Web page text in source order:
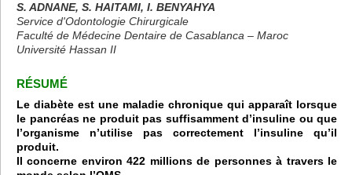
S. ADNANE, S. HAITAMI, I. BENYAHYA
Service d'Odontologie Chirurgicale
Faculté de Médecine Dentaire de Casablanca – Maroc
Université Hassan II
RÉSUMÉ
Le diabète est une maladie chronique qui apparaît lorsque
le pancréas ne produit pas suffisamment d’insuline ou que
l’organisme n’utilise pas correctement l’insuline qu’il
produit.
Il concerne environ 422 millions de personnes à travers le